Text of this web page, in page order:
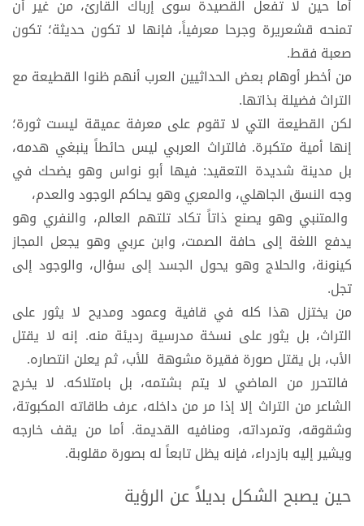
أما حين لا تفعل القصيدة سوى إرباك القارئ، من غير أن
تمنحه قشعريرة وجرحا معرفياً، فإنها لا تكون حديثة؛ تكون
صعبة فقط.
من أخطر أوهام بعض الحداثيين العرب أنهم ظنوا القطيعة مع
التراث فضيلة بذاتها.
لكن القطيعة التي لا تقوم على معرفة عميقة ليست ثورة؛
إنها أمية متكبرة. فالتراث العربي ليس حائطاً ينبغي هدمه،
بل مدينة شديدة التعقيد: فيها أبو نواس وهو يضحك في
وجه النسق الجاهلي، والمعري وهو يحاكم الوجود والعدم،
والمتنبي وهو يصنع ذاتاً تكاد تلتهم العالم، والنفري وهو
يدفع اللغة إلى حافة الصمت، وابن عربي وهو يجعل المجاز
كينونة، والحلاج وهو يحول الجسد إلى سؤال، والوجود إلى
تجل.
من يختزل هذا كله في قافية وعمود ومديح لا يثور على
التراث، بل يثور على نسخة مدرسية رديئة منه. إنه لا يقتل
الأب، بل يقتل صورة فقيرة مشوهة للأب، ثم يعلن انتصاره.
فالتحرر من الماضي لا يتم بشتمه، بل بامتلاكه. لا يخرج
الشاعر من التراث إلا إذا مر من داخله، عرف طاقاته المكبوتة،
وشقوقه، وتمرداته، ومنافيه القديمة. أما من يقف خارجه
ويشير إليه بازدراء، فإنه يظل تابعاً له بصورة مقلوبة.
حين يصبح الشكل بديلاً عن الرؤية